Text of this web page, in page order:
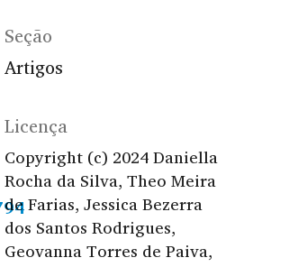
Seção
Artigos
Licença
Copyright (c) 2024 Daniella
Rocha da Silva, Theo Meira
de Farias, Jessica Bezerra
dos Santos Rodrigues,
Geovanna Torres de Paiva,